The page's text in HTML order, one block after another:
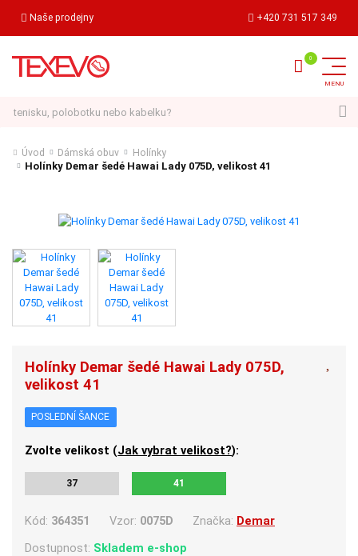
Naše prodejny +420 731 517 349
Úvod Dámská obuv Holínky
Holínky Demar šedé Hawai Lady 075D, velikost 41
Holínky Demar šedé Hawai Lady 075D,
velikost 41
POSLEDNÍ ŠANCE
Zvolte velikost (Jak vybrat velikost?):
37 41
Kód: 364351 Vzor: 0075D Značka: Demar
Dostupnost: Skladem e-shop